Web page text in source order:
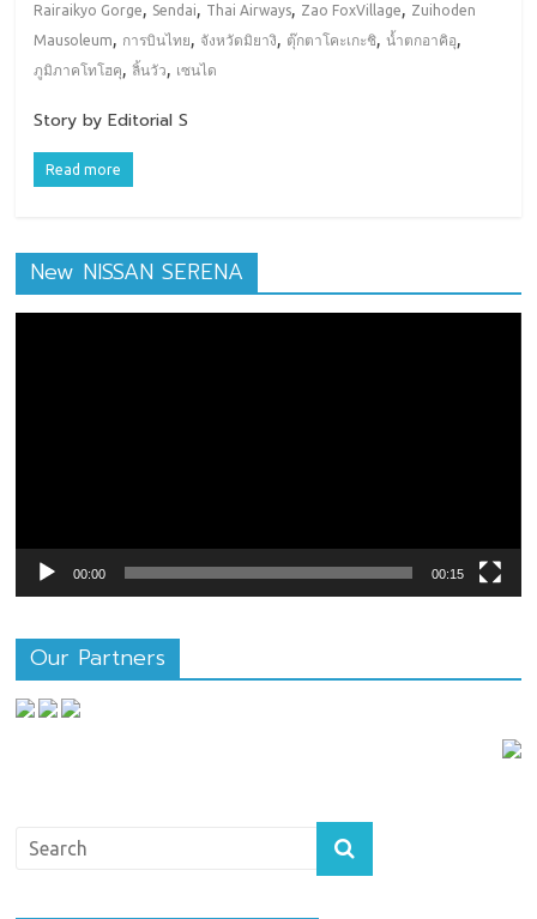
Rairaikyo Gorge, Sendai, Thai Airways, Zao FoxVillage, Zuihoden
Mausoleum, การบินไทย, จังหวัดมิยางิ, ตุ๊กตาโคะเกะชิ,น้ำตกอาคิอุ,
ภูมิภาคโทโฮคุ,ลิ้นวัว, เซนได
Story by Editorial S
Read more
New NISSAN SERENA
00:00 00:15
Our Partners